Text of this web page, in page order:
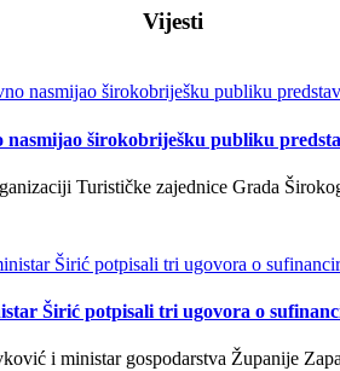
Vijesti
širokobriješku publiku
Turističke zajednice Grada
Širić potpisali tri ugovora o
i ministar gospodarstva Županije